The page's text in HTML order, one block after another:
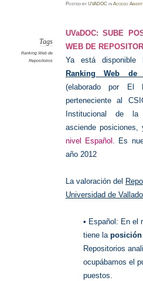
PostedbyUVADOC inAcceso
Tags
Ranking Web de
Repositorios
UVaDOC: SUBE
WEB DE
Ya está disponible
Ranking Web de
(elaborado por El
perteneciente al
Institucional de la
asciende
nivel Español. Es
año 2012
La valoración del
Universidad de
• Español: En el
tiene la posición
Repositorios
ocupábamos el
puestos.